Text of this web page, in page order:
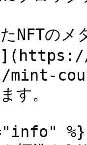
NFTの
が
す。
%}